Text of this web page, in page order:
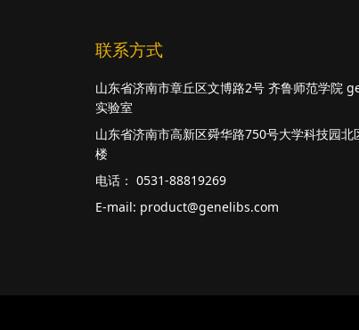
联系方式
山东省济南市章丘区文博路2号 齐鲁师范学院
实验室
山东省济南市高新区舜华路750号大学科技园北
楼
电话： 0531-88819269
E-mail: product@genelibs.com